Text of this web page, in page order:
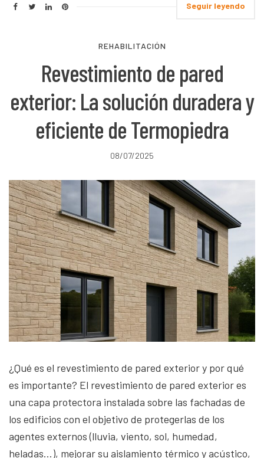
Seguir leyendo
REHABILITACIÓN
Revestimiento de pared
exterior: La solución duradera y
eficiente de Termopiedra
08/07/2025
¿Qué es el revestimiento de pared exterior y por qué
es importante? El revestimiento de pared exterior es
una capa protectora instalada sobre las fachadas de
los edificios con el objetivo de protegerlas de los
agentes externos (lluvia, viento, sol, humedad,
heladas…), mejorar su aislamiento térmico y acústico,